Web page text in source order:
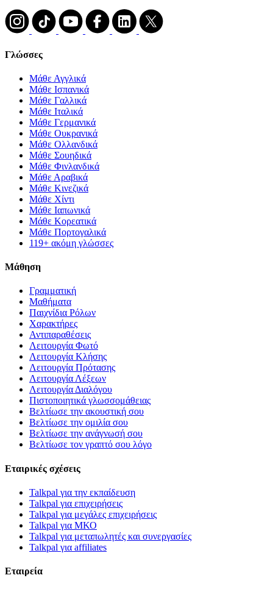
Γλώσσες
Μάθε Αγγλικά
Μάθε Ισπανικά
Μάθε Γαλλικά
Μάθε Ιταλικά
Μάθε Γερμανικά
Μάθε Ουκρανικά
Μάθε Ολλανδικά
Μάθε Σουηδικά
Μάθε Φινλανδικά
Μάθε Αραβικά
Μάθε Κινεζικά
Μάθε Χίντι
Μάθε Ιαπωνικά
Μάθε Κορεατικά
Μάθε Πορτογαλικά
119+ ακόμη γλώσσες
Μάθηση
Γραμματική
Μαθήματα
Παιχνίδια Ρόλων
Χαρακτήρες
Αντιπαραθέσεις
Λειτουργία Φωτό
Λειτουργία Κλήσης
Λειτουργία Πρότασης
Λειτουργία Λέξεων
Λειτουργία Διαλόγου
Πιστοποιητικά γλωσσομάθειας
Βελτίωσε την ακουστική σου
Βελτίωσε την ομιλία σου
Βελτίωσε την ανάγνωσή σου
Βελτίωσε τον γραπτό σου λόγο
Εταιρικές σχέσεις
Talkpal για την εκπαίδευση
Talkpal για επιχειρήσεις
Talkpal για μεγάλες επιχειρήσεις
Talkpal για ΜΚΟ
Talkpal για μεταπωλητές και συνεργασίες
Talkpal για affiliates
Εταιρεία